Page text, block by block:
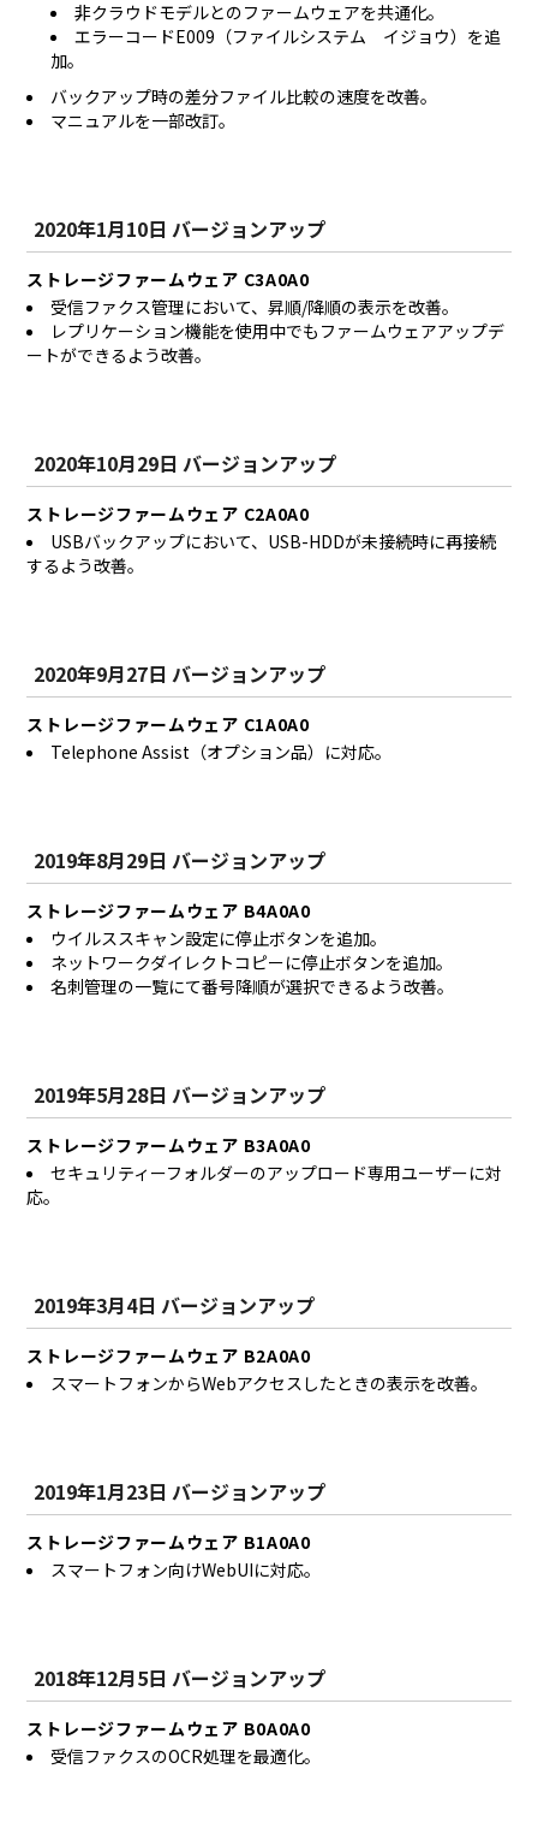
非クラウドモデルとのファームウェアを共通化。
エラーコードE009（ファイルシステム イジョウ）を追
加。
バックアップ時の差分ファイル比較の速度を改善。
マニュアルを一部改訂。
2020年1月10日 バージョンアップ
ストレージファームウェア C3A0A0
受信ファクス管理において、昇順/降順の表示を改善。
レプリケーション機能を使用中でもファームウェアアップデ
ートができるよう改善。
2020年10月29日 バージョンアップ
ストレージファームウェア C2A0A0
USBバックアップにおいて、USB-HDDが未接続時に再接続
するよう改善。
2020年9月27日 バージョンアップ
ストレージファームウェア C1A0A0
Telephone Assist（オプション品）に対応。
2019年8月29日 バージョンアップ
ストレージファームウェア B4A0A0
ウイルススキャン設定に停止ボタンを追加。
ネットワークダイレクトコピーに停止ボタンを追加。
名刺管理の一覧にて番号降順が選択できるよう改善。
2019年5月28日 バージョンアップ
ストレージファームウェア B3A0A0
セキュリティーフォルダーのアップロード専用ユーザーに対
応。
2019年3月4日 バージョンアップ
ストレージファームウェア B2A0A0
スマートフォンからWebアクセスしたときの表示を改善。
2019年1月23日 バージョンアップ
ストレージファームウェア B1A0A0
スマートフォン向けWebUIに対応。
2018年12月5日 バージョンアップ
ストレージファームウェア B0A0A0
受信ファクスのOCR処理を最適化。